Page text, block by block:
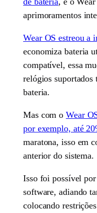
aprimoramentos
Wear OS estreou a
economiza bateria
compatível, essa
relógios suportados
bateria.
Mas com oWear
por exemplo, até
maratona, isso em
anterior do sistema.
Isso foi possível
software, adiando
colocando